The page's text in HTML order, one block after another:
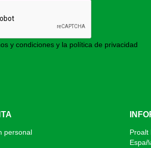
y condiciones y la política de privacidad
personal
Proalt